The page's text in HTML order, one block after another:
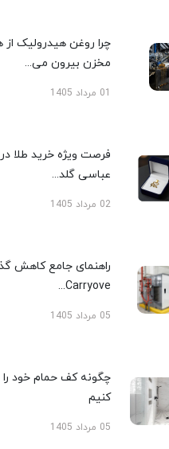
چرا روغن هیدرولیک
مخزن بیرون می...
01 مرداد 1405
عباسی گلد...
02 مرداد 1405
Carryove...
05 مرداد 1405
چگونه کف حمام خود
کنیم
05 مرداد 1405